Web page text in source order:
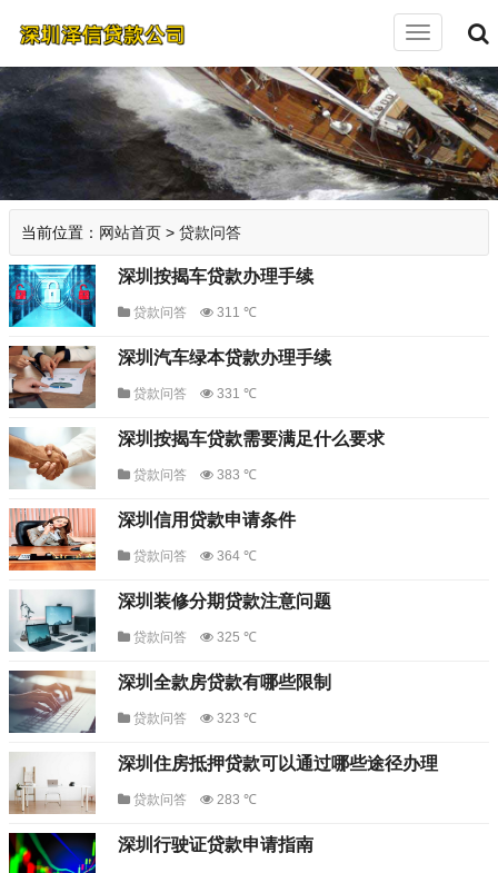
切
导
航
当前位置： 网站首页 > 贷款问答
深圳按揭车贷款办理手续
贷款问答 311 ℃
深圳汽车绿本贷款办理手续
贷款问答 331 ℃
深圳按揭车贷款需要满足什么要求
贷款问答 383 ℃
深圳信用贷款申请条件
贷款问答 364 ℃
深圳装修分期贷款注意问题
贷款问答 325 ℃
深圳全款房贷款有哪些限制
贷款问答 323 ℃
深圳住房抵押贷款可以通过哪些途径办理
贷款问答 283 ℃
深圳行驶证贷款申请指南